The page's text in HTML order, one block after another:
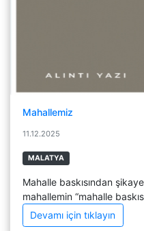
Mahallemiz
11.12.2025
MALATYA
Mahalle baskısından
mahallemin “mahalle
Devamı için tıklayın